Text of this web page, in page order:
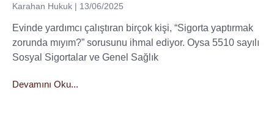
Karahan Hukuk 13/06/2025
Evinde yardımcı çalıştıran birçok kişi, “Sigorta yaptırmak
zorunda mıyım?” sorusunu ihmal ediyor. Oysa 5510 sayılı
Sosyal Sigortalar ve Genel Sağlık
Devamını Oku...